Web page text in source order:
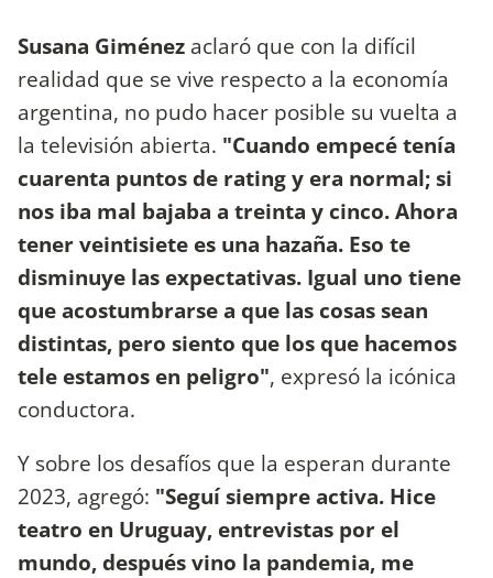
Susana Giménez aclaró que con la difícil
realidad que se vive respecto a la economía
argentina, no pudo hacer posible su vuelta a
la televisión abierta. "Cuando empecé tenía
cuarenta puntos de rating y era normal; si
nos iba mal bajaba a treinta y cinco. Ahora
tener veintisiete es una hazaña. Eso te
disminuye las expectativas. Igual uno tiene
que acostumbrarse a que las cosas sean
distintas, pero siento que los que hacemos
tele estamos en peligro", expresó la icónica
conductora.
Y sobre los desafíos que la esperan durante
2023, agregó: "Seguí siempre activa. Hice
teatro en Uruguay, entrevistas por el
mundo, después vino la pandemia, me